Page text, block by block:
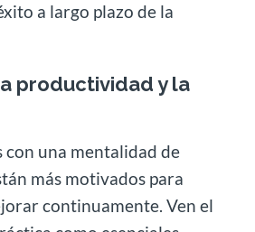
a largo plazo de la
productividad y la
con una mentalidad de
más motivados para
continuamente. Ven el